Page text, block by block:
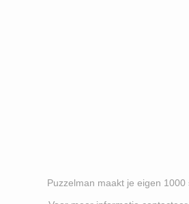
maakt je eigen 1000